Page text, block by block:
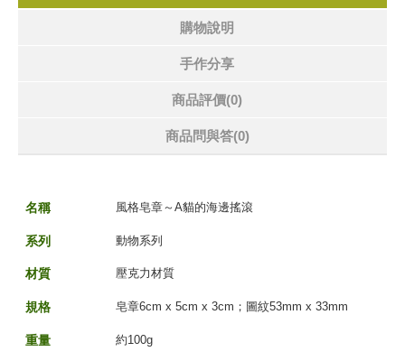
購物說明
手作分享
商品評價(0)
商品問與答(0)
名稱 風格皂章～ A貓的海邊搖滾
系列 動物系列
材質 壓克力材質
規格 皂章6cm x 5cm x 3cm；圖紋53mm x 33mm
重量 約100g